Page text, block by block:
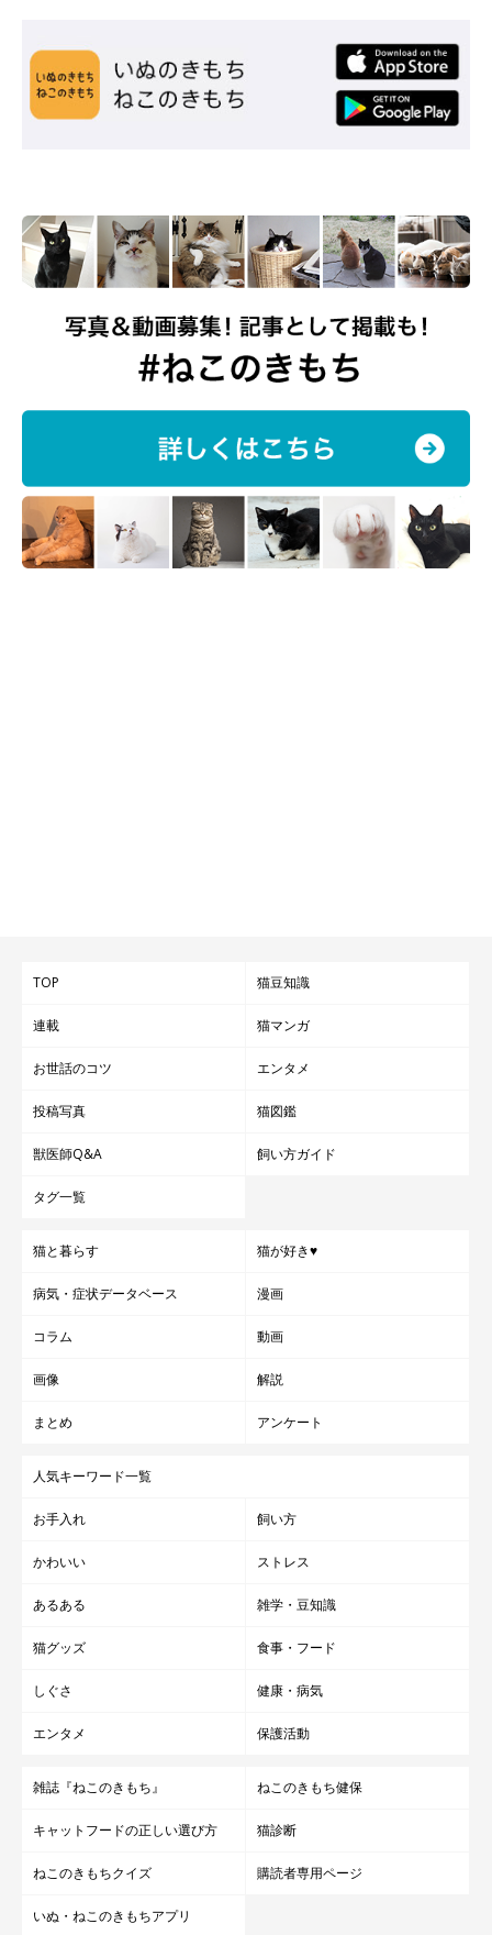
TOP 猫豆知識
連載 猫マンガ
お世話のコツ エンタメ
投稿写真 猫図鑑
獣医師Q&A 飼い方ガイド
タグ一覧
猫と暮らす 猫が好き♥
病気・症状データベース 漫画
コラム 動画
画像 解説
まとめ アンケート
人気キーワード一覧
お手入れ 飼い方
かわいい ストレス
あるある 雑学・豆知識
猫グッズ 食事・フード
しぐさ 健康・病気
エンタメ 保護活動
雑誌『ねこのきもち』 ねこのきもち健保
キャットフードの正しい選び方 猫診断
ねこのきもちクイズ 購読者専用ページ
いぬ・ねこのきもちアプリ